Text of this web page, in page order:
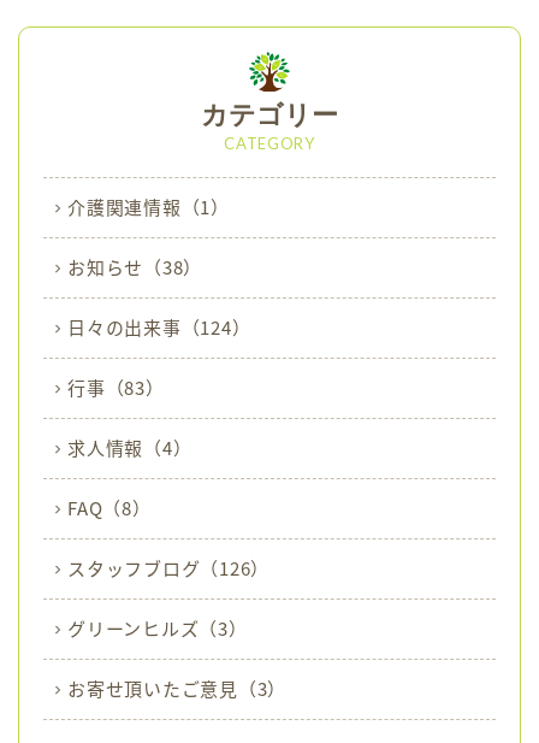
e o
カテゴリー
CATEGORY
介護関連情報 （1）
お知らせ （38）
日々の出来事 （124）
行事 （83）
求人情報 （4）
FAQ （8）
スタッフブログ （126）
グリーンヒルズ （3）
お寄せ頂いたご意見 （3）